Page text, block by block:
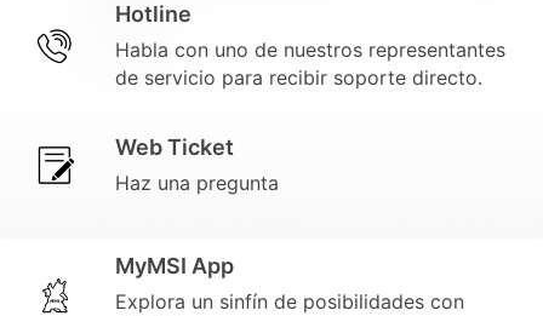
Hotline
Habla con uno de nuestros representantes
de servicio para recibir soporte directo.
Web Ticket
Haz una pregunta
MyMSI App
Explora un sinfín de posibilidades con